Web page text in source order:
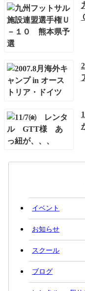
イベント
お知らせ
スクール
ブログ